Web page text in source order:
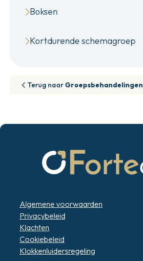
Boksen
Kortdurende schemagroep
Terug naar Groepsbehandelingen
Algemene voorwaarden
Privacybeleid
Klachten
Cookiebeleid
Klokkenluidersregeling